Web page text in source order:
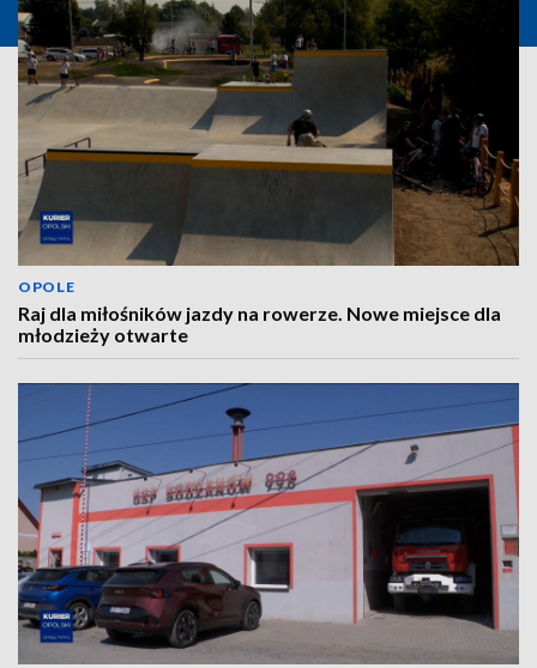
OPOLE
Raj dla miłośników jazdy na rowerze. Nowe miejsce dla
młodzieży otwarte